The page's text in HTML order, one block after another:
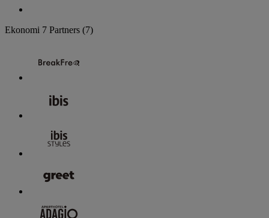
Ekonomi 7 Partners (7)